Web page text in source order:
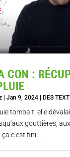
CON :
| Jan 9, 2024| DES
tombait, elle
gouttières,
c’est fini :...